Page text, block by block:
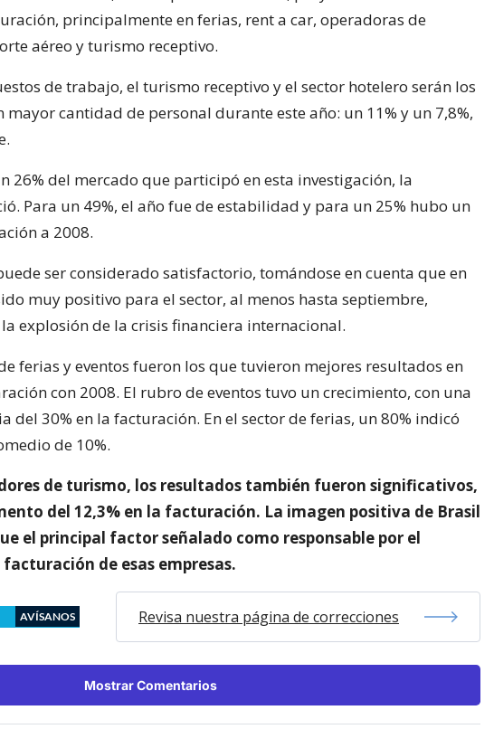
principalmente en ferias, rent a car, operadoras de
aéreo y turismo receptivo.
de trabajo, el turismo receptivo y el sector hotelero serán los
cantidad de personal durante este año: un 11% y un 7,8%,
26% del mercado que participó en esta investigación, la
Para un 49%, el año fue de estabilidad y para un 25% hubo un
a 2008.
ser considerado satisfactorio, tomándose en cuenta que en
muy positivo para el sector, al menos hasta septiembre,
explosión de la crisis financiera internacional.
ferias y eventos fueron los que tuvieron mejores resultados en
con 2008. El rubro de eventos tuvo un crecimiento, con una
del 30% en la facturación. En el sector de ferias, un 80% indicó
de 10%.
de turismo, los resultados también fueron significativos,
del 12,3% en la facturación. La imagen positiva de Brasil
el principal factor señalado como responsable por el
de esas empresas.
AVÍSANOS Revisa nuestra página de correcciones
Mostrar Comentarios